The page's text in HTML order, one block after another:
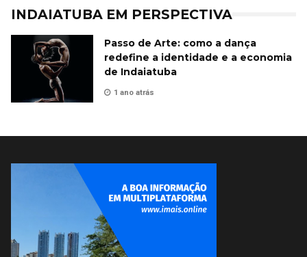
INDAIATUBA EM PERSPECTIVA
Passo de Arte: como a dança
redefine a identidade e a economia
de Indaiatuba
1 ano atrás